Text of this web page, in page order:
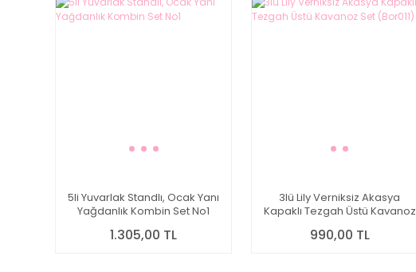
5li Yuvarlak Standlı, Ocak Yanı
Yağdanlık Kombin Set No1
1.305,00 TL
3lü Lily Verniksiz Akasya
Kapaklı Tezgah Üstü Kavanoz
990,00 TL